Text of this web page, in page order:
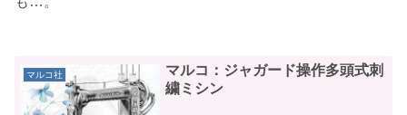
マルコ社
マルコ：ジャガード操作多頭式刺
繍ミシン